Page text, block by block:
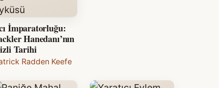
İmparatorluğu:
Hanedanı’nın
Tarihi
Radden Keefe